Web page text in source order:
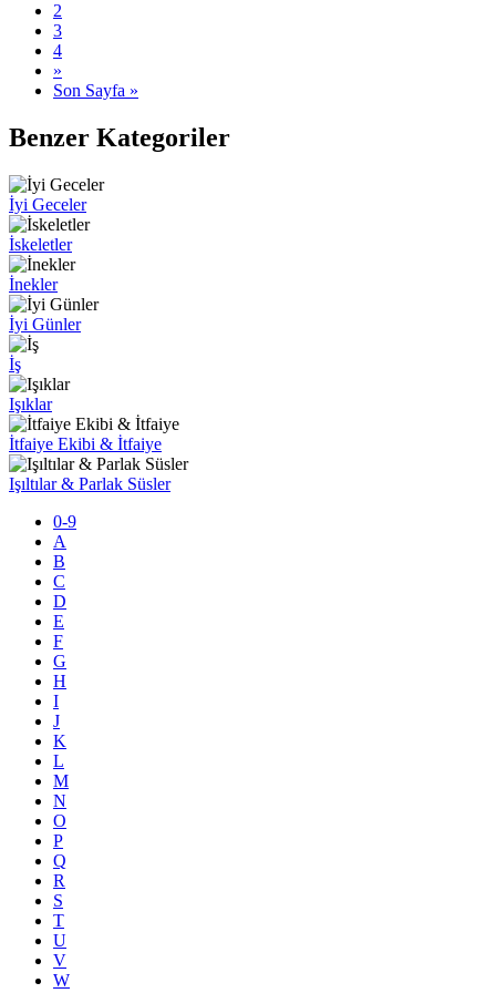
2
3
4
»
Son Sayfa »
Benzer Kategoriler
İyi Geceler
İskeletler
İnekler
İyi Günler
İş
Işıklar
İtfaiye Ekibi & İtfaiye
Işıltılar & Parlak Süsler
0-9
A
B
C
D
E
F
G
H
I
J
K
L
M
N
O
P
Q
R
S
T
U
V
W